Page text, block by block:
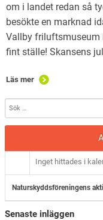
om i landet redan så
besökte en marknad
Vallby friluftsmuseum
fint ställe! Skansens
Läs mer
Inget hittades i
Naturskyddsföreningens
Senaste inläggen